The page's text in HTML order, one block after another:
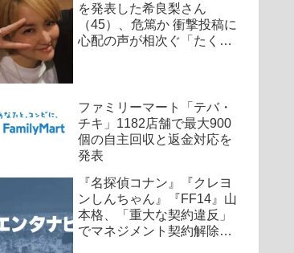
を発表した希良梨さん
（45）、危篤か 衝撃投稿に
心配の声が相次ぐ「たくさ
ファミリーマート「テバ・
チキ」1182店舗で最大900
個の自主回収と返金対応を
発表
『名探偵コナン』『クレヨ
ンしんちゃん』『FF14』山
本格、「重大な契約違反」
でマネジメント契約解除、